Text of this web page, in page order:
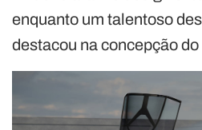
enquanto um talentoso
destacou na concepção